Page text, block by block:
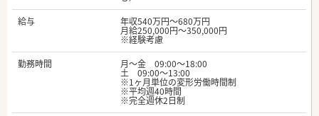
給与
年収540万円～680万円
月給250,000円～350,000円
※経験考慮
勤務時間
月～金 09:00～18:00
土 09:00～13:00
※1ヶ月単位の変形労働時間制
※平均週40時間
※完全週休2日制